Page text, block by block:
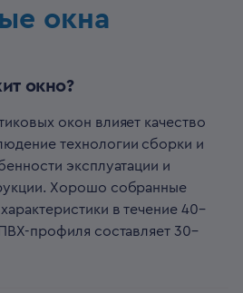
окна
окно?
окон влияет качество
технологии сборки и
эксплуатации и
Хорошо собранные
в течение 40–
профиля составляет 30–